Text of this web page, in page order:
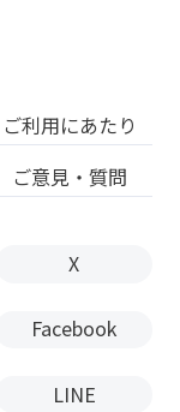
ご利用にあたり
ご意見・質問
X
Facebook
LINE